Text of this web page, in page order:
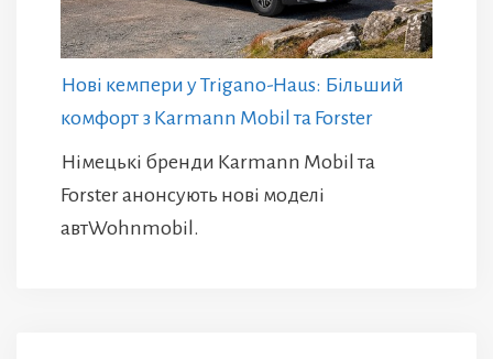
Нові кемпери у Trigano-Haus: Більший
комфорт з Karmann Mobil та Forster
Німецькі бренди Karmann Mobil та
Forster анонсують нові моделі
автWohnmobil.